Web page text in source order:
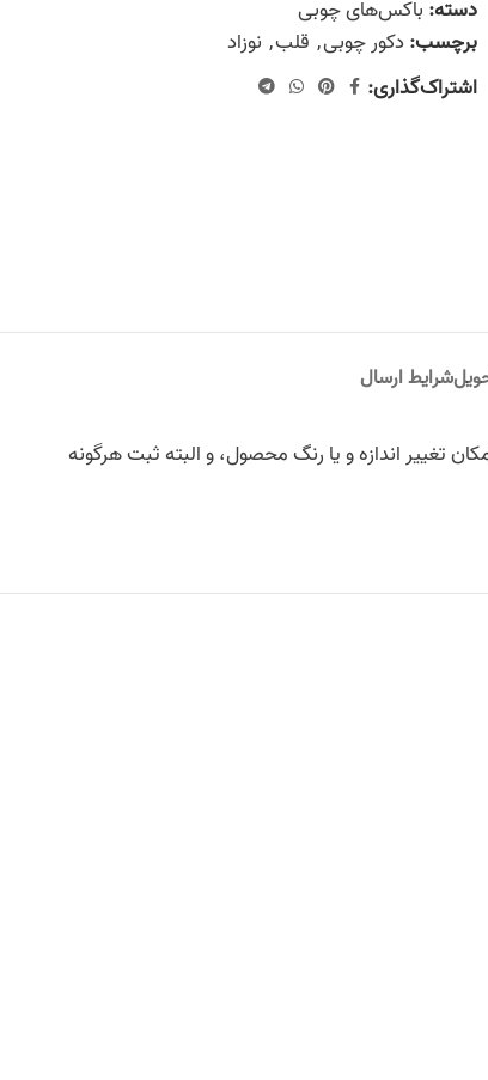
دسته: باکس‌های چوبی
برچسب:دکور چوبی, قلب, نوزاد
اشتراک‌گذاری:
شرایط ارسال
تغییر اندازه و یا رنگ محصول، و البته ثبت هرگونه